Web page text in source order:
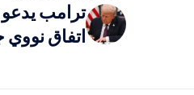
ترامب
اتفاق نووي